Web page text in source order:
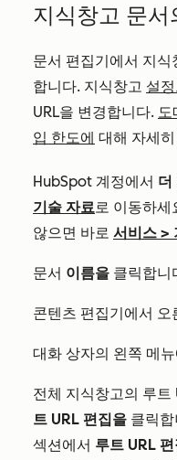
지식창고 문서
문서 편집기에서 지식
합니다. 지식창고 설
URL을 변경합니다. 도
입 한도에 대해 자세
HubSpot 계정에서 더
기술 자료로 이동하세
않으면 바로 서비스 >
문서 이름을 클릭합니
콘텐츠 편집기에서 오
대화 상자의 왼쪽 메
전체 지식창고의 루트
트 URL 편집을 클릭
섹션에서 루트 URL